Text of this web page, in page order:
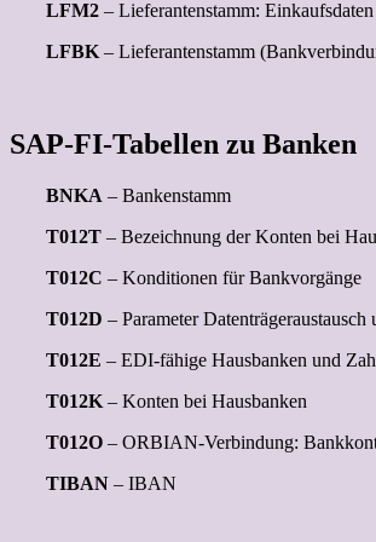
LFM2 – Lieferantenstamm: Einkaufsdaten
LFBK – Lieferantenstamm
SAP-FI-Tabellen zu Banken
BNKA – Bankenstamm
T012T – Bezeichnung der Konten bei
T012C – Konditionen für Bankvorgänge
T012D – Parameter
T012E – EDI-fähige Hausbanken und
T012K – Konten bei Hausbanken
T012O – ORBIAN-Verbindung:
TIBAN – IBAN